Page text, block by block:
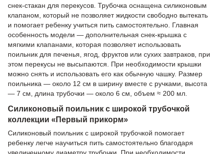
снек-стакан для перекусов. Трубочка оснащена силиконовым
клапаном, который не позволяет жидкости свободно вытекать
и помогает ребенку учиться пить самостоятельно. Главная
особенность модели — дополнительная снек-крышка с
мягкими клапанами, которая позволяет использовать
поильник для печенья, ягод, фруктов или сухих завтраков, при
этом перекусы не высыпаются. При необходимости крышки
можно снять и использовать его как обычную чашку. Размер
поильника — около 12 см в ширину вместе с ручками, высота
— 7 см, длина трубочки — около 6 см, объем ≈ 200 мл.
Силиконовый поильник с широкой трубочкой
коллекции «Первый прикорм»
Силиконовый поильник с широкой трубочкой помогает
ребенку легче научиться пить самостоятельно благодаря
увеличенному диаметру трубочки. При необходимости